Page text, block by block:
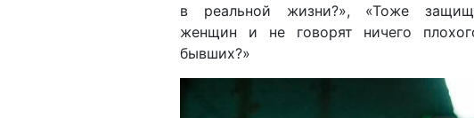
в реальной жизни?», «Тоже
женщин и не говорят ничего
бывших?»